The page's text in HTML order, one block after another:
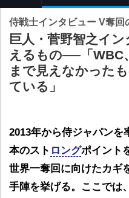
侍戦士インタビュー V奪回
巨人・菅野智之イ
えるもの──「WBC
まで見えなかった
ている」
2013年から侍ジャパンを
本のスト ロングポイント
世界一奪回に向けたカギ
手陣を挙げる。ここでは